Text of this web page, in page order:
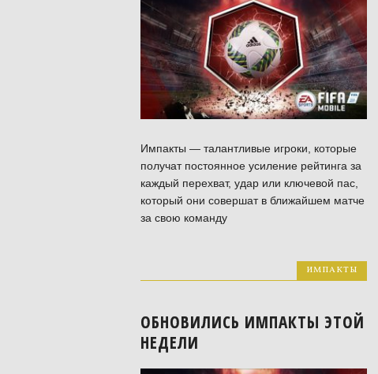
Импакты — талантливые игроки, которые
получат постоянное усиление рейтинга за
каждый перехват, удар или ключевой пас,
который они совершат в ближайшем матче
за свою команду
ИМПАКТЫ
ОБНОВИЛИСЬ ИМПАКТЫ ЭТОЙ
НЕДЕЛИ